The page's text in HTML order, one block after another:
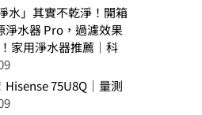
水」其實不乾淨！開箱
淨水器 Pro，過濾效果
家用淨水器推薦｜科
Hisense 75U8Q｜量測